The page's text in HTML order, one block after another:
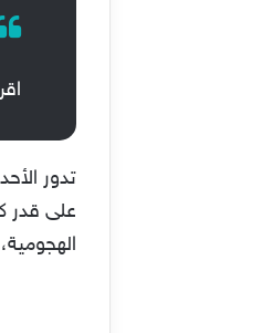
تدور
على قدر